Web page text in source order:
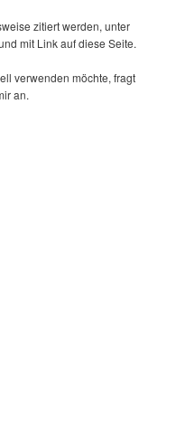
zitiert werden, unter
mit Link auf diese Seite.
verwenden möchte, fragt
an.